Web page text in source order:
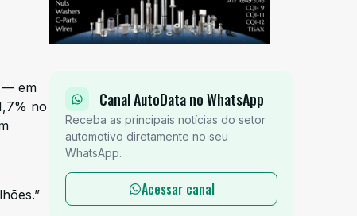
— em
no
Canal AutoData no WhatsApp
Receba as principais notícias do setor
automotivo diretamente no seu
WhatsApp.
Acessar canal